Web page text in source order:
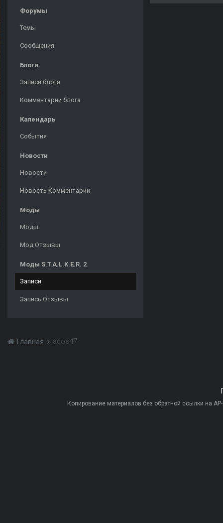
Форумы
Темы
Сообщения
Блоги
Записи блога
Комментарии блога
Календарь
События
Новости
Новости
Новость Комментарии
Моды
Моды
Мод Отзывы
Моды S.T.A.L.K.E.R. 2
Записи
Запись Отзывы
Главная aqos47
Копирование материалов без обратной ссылки на